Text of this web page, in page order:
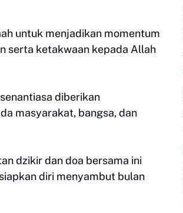
untuk menjadikan momentum
serta ketakwaan kepada Allah
diberikan
masyarakat, bangsa, dan
dzikir dan doa bersama ini
diri menyambut bulan